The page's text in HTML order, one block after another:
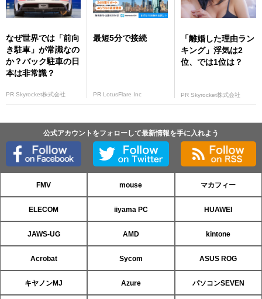
なぜ世界では「前向
き駐車」が常識なの
か？バック駐車の日
本は非常識？
PR Skyrocket株式会社
最短5分で接続
PR LotusFlare Inc
「離婚した理由ラン
キング」浮気は2
位、では1位は？
PR Skyrocket株式会社
公式アカウントをフォローして最新情報を手に入れよう
FMV mouse マカフィー
ELECOM iiyama PC HUAWEI
JAWS-UG AMD kintone
Acrobat Sycom ASUS ROG
キヤノンMJ Azure パソコンSEVEN